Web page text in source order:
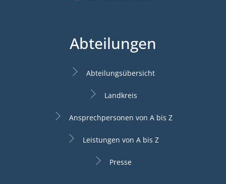
Abteilungen
Abteilungsübersicht
Landkreis
Ansprechpersonen von A bis Z
Leistungen von A bis Z
Presse